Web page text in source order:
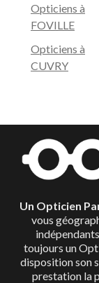
Opticiens à
FOVILLE
Opticiens à
CUVRY
Un Opticien
vous
toujours un
disposition son
prestation la